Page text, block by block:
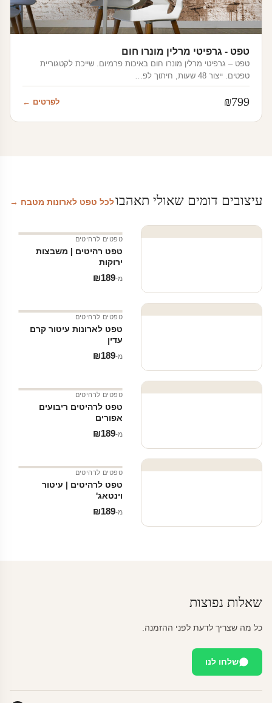
טפט - גרפיטי מרלין מונרו חום
טפט – גרפיטי מרלין מונרו חום באיכות פרמיום. שייכת לקטגוריית
טפטים. ייצור 48 שעות, חיתוך לפ…
₪799 לפרטים ←
עיצובים דומים שאולי תאהבולכל טפט לארונות מטבח →
טפטים לרהיטים
טפט רהיטים | משבצות
ירוקות
מ‑ ₪189
טפטים לרהיטים
טפט לארונות עיטור קרם
עדין
מ‑ ₪189
טפטים לרהיטים
טפט לרהיטים ריבועים
אפורים
מ‑ ₪189
טפטים לרהיטים
טפט לרהיטים | עיטור
וינטאג'
מ‑ ₪189
שאלות נפוצות
כל מה שצריך לדעת לפני ההזמנה.
שלחו לנו